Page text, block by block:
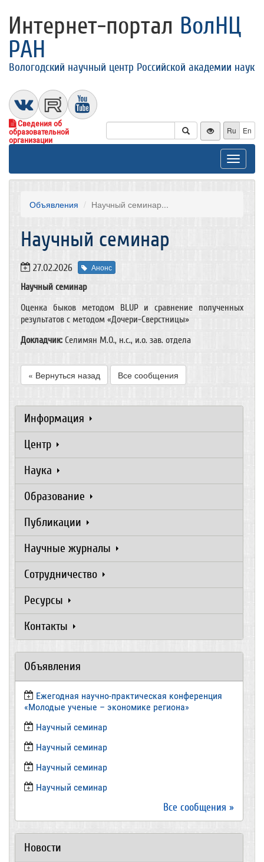
Интернет-портал ВолНЦ
РАН
Вологодский научный центр Российской академии наук
Сведения об
образовательной
организации
Ru En
Toggle
Объявления Научный семинар...
Научный семинар
27.02.2026 Анонс
Научный семинар
Оценка быков методом BLUP и сравнение полученных
результатов с методом «Дочери-Сверстницы»
Докладчик: Селимян М.О., н.с., и.о. зав. отдела
« Вернуться назад Все сообщения
Информация
Центр
Наука
Образование
Публикации
Научные журналы
Сотрудничество
Ресурсы
Контакты
Объявления
Ежегодная научно-практическая конференция
«Молодые ученые – экономике региона»
​Научный семинар
​Научный семинар
Научный семинар
​Научный семинар
Все сообщения »
Новости